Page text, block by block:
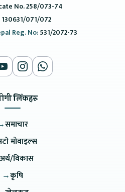
No. 258/073-74
130631/071/072
Reg. No:531/2072-73
लिंकहरु
समाचार
मोवाइल्स
अर्थ/विकास
→कृषि